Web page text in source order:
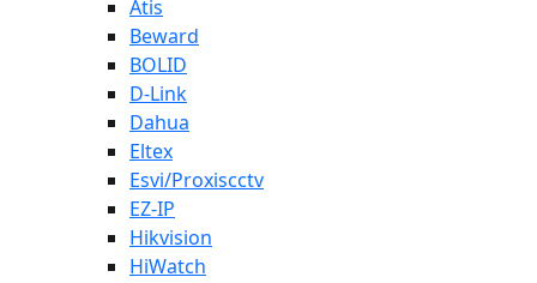
Atis
Beward
BOLID
D-Link
Dahua
Eltex
Esvi/Proxiscctv
EZ-IP
Hikvision
HiWatch